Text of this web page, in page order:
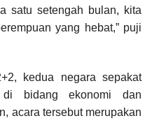
satu setengah bulan, kita
yang hebat,” puji
kedua negara sepakat
di bidang ekonomi dan
acara tersebut merupakan